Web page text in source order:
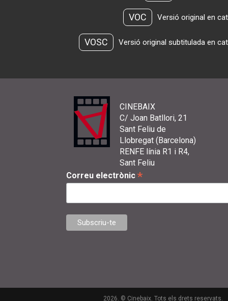
VOC Versió original en
VOSC Versió original subtitulada en
CINEBAIX
C/ Joan Batllori, 21
Sant Feliu de
Llobregat (Barcelona)
RENFE línia R1 i R4,
Sant Feliu
Correu electrònic *
2026. © Cinebaix. Tots els drets reservats.